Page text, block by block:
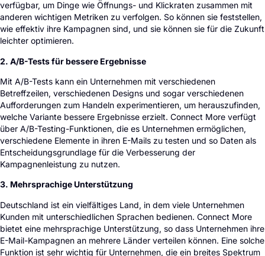
verfügbar, um Dinge wie Öffnungs- und Klickraten zusammen mit
anderen wichtigen Metriken zu verfolgen. So können sie feststellen,
wie effektiv ihre Kampagnen sind, und sie können sie für die Zukunft
leichter optimieren.
2. A/B-Tests für bessere Ergebnisse
Mit A/B-Tests kann ein Unternehmen mit verschiedenen
Betreffzeilen, verschiedenen Designs und sogar verschiedenen
Aufforderungen zum Handeln experimentieren, um herauszufinden,
welche Variante bessere Ergebnisse erzielt. Connect More verfügt
über A/B-Testing-Funktionen, die es Unternehmen ermöglichen,
verschiedene Elemente in ihren E-Mails zu testen und so Daten als
Entscheidungsgrundlage für die Verbesserung der
Kampagnenleistung zu nutzen.
3. Mehrsprachige Unterstützung
Deutschland ist ein vielfältiges Land, in dem viele Unternehmen
Kunden mit unterschiedlichen Sprachen bedienen. Connect More
bietet eine mehrsprachige Unterstützung, so dass Unternehmen ihre
E-Mail-Kampagnen an mehrere Länder verteilen können. Eine solche
Funktion ist sehr wichtig für Unternehmen, die ein breites Spektrum